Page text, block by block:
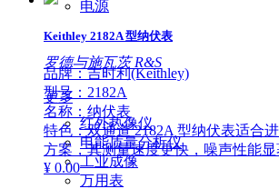
电源
罗德与施瓦茨 R&S
更多
红外热像仪
电能质量分析仪
工业成像
万用表
Keithley 2182A 型纳伏表
品牌：吉时利(Keithley)
型号：2182A
名称：纳伏表
特色：双通道 2182A 型纳伏表适合
方案，其测量速度更快，噪声性能
¥ 0.00